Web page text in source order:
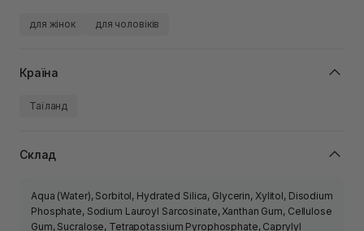
для жінок для чоловіків
Країна
Таїланд
Склад
Aqua (Water), Sorbitol, Hydrated Silica, Glycerin, Xylitol, Disodium
Phosphate, Sodium Lauroyl Sarcosinate, Xanthan Gum, Cellulose
Gum, Sucralose, Tetrapotassium Pyrophosphate, Caprylyl